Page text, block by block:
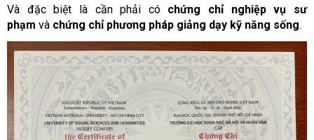
Và đặc biệt là cần phải có chứng chỉ nghiệp vụ sư
phạm và chứng chỉ phương pháp giảng dạy kỹ năng sống.